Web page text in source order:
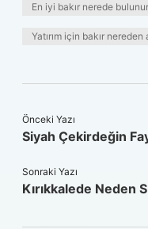
En iyi bakır nerede bulunur
Yatırım için bakır nereden
Önceki Yazı
Siyah Çekirdeğin
Sonraki Yazı
Kırıkkalede Neden